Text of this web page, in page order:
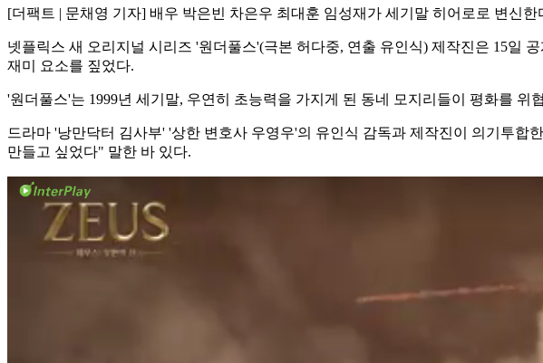
[더팩트 | 문채영 기자] 배우 박은빈 차은우 최대훈 임성재가 세기말 히어로로 변신한
넷플릭스 새 오리지널 시리즈 '원더풀스'(극본 허다중, 연출 유인식) 제작진은 15일
재미 요소를 짚었다.
'원더풀스'는 1999년 세기말, 우연히 초능력을 가지게 된 동네 모지리들이 평화를
드라마 '낭만닥터 김사부' '상한 변호사 우영우'의 유인식 감독과 제작진이 의기투
만들고 싶었다" 말한 바 있다.